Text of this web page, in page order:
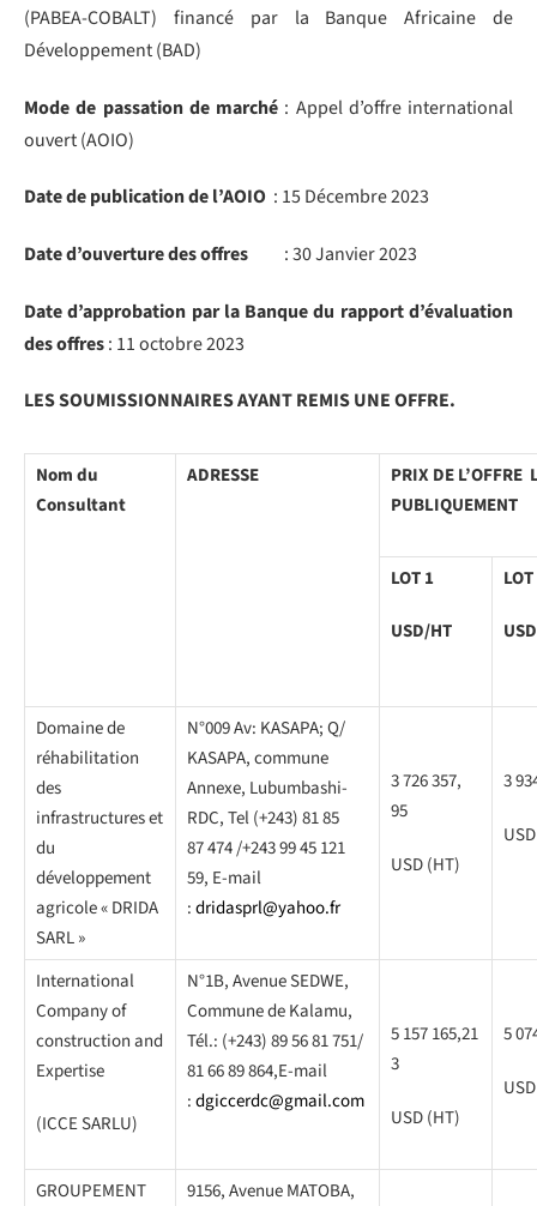
(PABEA-COBALT) financé par la Banque Africaine de
Développement (BAD)
Mode de passation de marché : Appel d’offre international
ouvert (AOIO)
Date de publication de l’AOIO : 15 Décembre 2023
Date d’ouverture des offres : 30 Janvier 2023
Date d’approbation par la Banque du rapport d’évaluation
des offres: 11 octobre 2023
LES SOUMISSIONNAIRES AYANT REMIS UNE OFFRE.
Nom du
Consultant
ADRESSE
PRIX DE L’OFFRE
PUBLIQUEMENT
LOT 1
USD/HT
Domaine de
réhabilitation
des
infrastructures et
du
développement
agricole « DRIDA
SARL »
N°009 Av: KASAPA; Q/
KASAPA, commune
Annexe, Lubumbashi-
RDC, Tel (+243) 81 85
87 474 /+243 99 45 121
59, E-mail
:dridasprl@yahoo.fr
3 726 357,
95
USD (HT)
3
International
Company of
construction and
Expertise
(ICCE SARLU)
N°1B, Avenue SEDWE,
Commune de Kalamu,
Tél.: (+243) 89 56 81 751/
81 66 89 864,E-mail
:dgiccerdc@gmail.com
5 157 165,21
3
USD (HT)
5
GROUPEMENT
9156, Avenue MATOBA,